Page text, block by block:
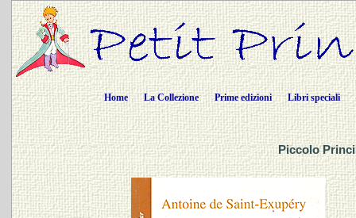
Home La Collezione Prime edizioni Libri speciali
Piccolo